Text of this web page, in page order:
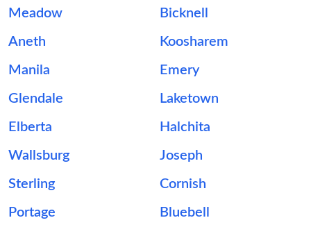
Meadow Bicknell
Aneth Koosharem
Manila Emery
Glendale Laketown
Elberta Halchita
Wallsburg Joseph
Sterling Cornish
Portage Bluebell